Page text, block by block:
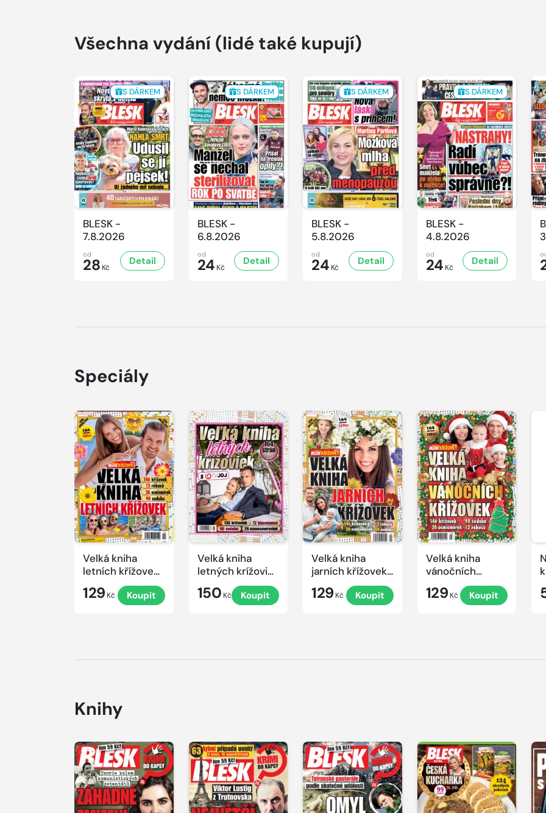
Všechna vydání (lidé také kupují)
S DÁRKEM
BLESK -
7.8.2026
od
28 Kč
Detail
S DÁRKEM
BLESK -
6.8.2026
od
24 Kč
Detail
S DÁRKEM
BLESK -
5.8.2026
od
24 Kč
Detail
S DÁRKEM
BLESK -
4.8.2026
od
24 Kč
Detail
Speciály
Velká kniha
letních křížovek
129 Kč Koupit
Velká kniha
letných krížoviek
s TV JOJ 2026
150 Kč Koupit
Velká kniha
jarních křížovek
129 Kč Koupit
Velká kniha
vánočních
křížovek 2025
129 Kč Koupit
Knihy